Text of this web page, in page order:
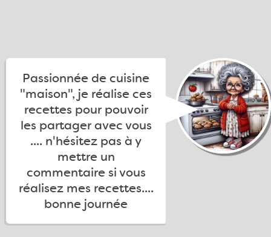
Passionnée de cuisine
"maison", je réalise ces
recettes pour pouvoir
les partager avec vous
.... n'hésitez pas à y
mettre un
commentaire si vous
réalisez mes recettes....
bonne journée